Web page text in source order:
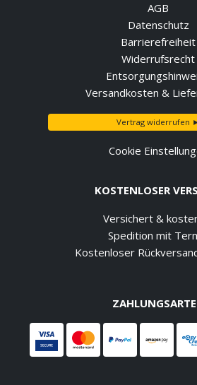
AGB
Datenschutz
Barrierefreiheit
Widerrufsrecht
Versandkosten &
Vertrag widerrufen
Cookie
KOSTENLOSER
Versichert &
Spedition mit
Kostenloser